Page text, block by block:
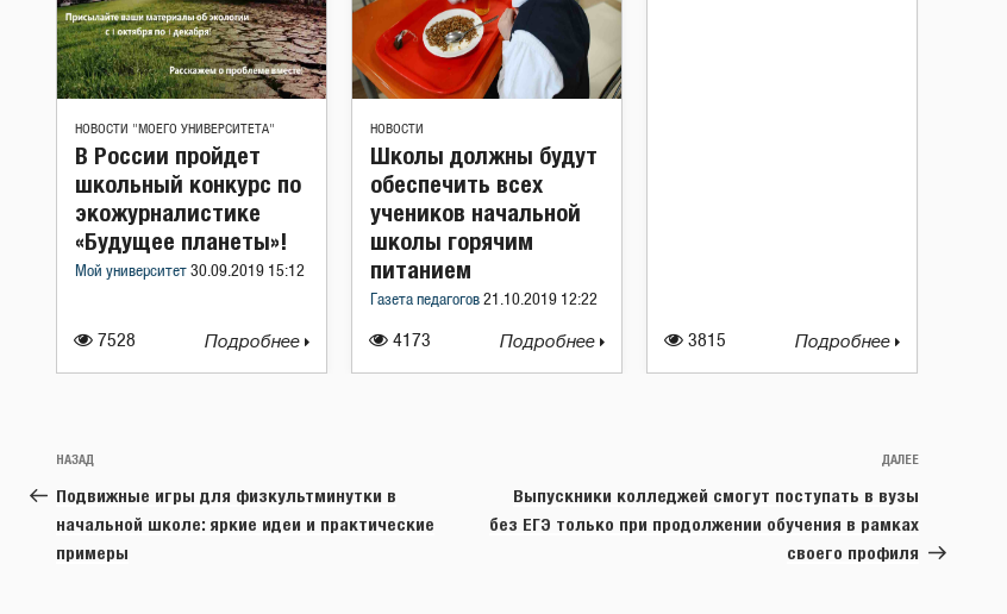
НОВОСТИ "МОЕГО УНИВЕРСИТЕТА"
7528
В России пройдет
школьный конкурс по
экожурналистике
«Будущее планеты»!
Мой университет 30.09.2019 15:12
Подробнее
НОВОСТИ
4173
Школы должны будут
обеспечить всех
учеников начальной
школы горячим
питанием
Газета педагогов 21.10.2019 12:22
Подробнее 3815 Подробнее
Навигация
по
записям
Предыдущая
запись:
НАЗАД
Подвижные игры для физкультминутки в
начальной школе: яркие идеи и практические
примеры
Следующая
ДАЛЕЕ
Выпускники колледжей смогут поступать в вузы
без ЕГЭ только при продолжении обучения в рамках
своего профиля